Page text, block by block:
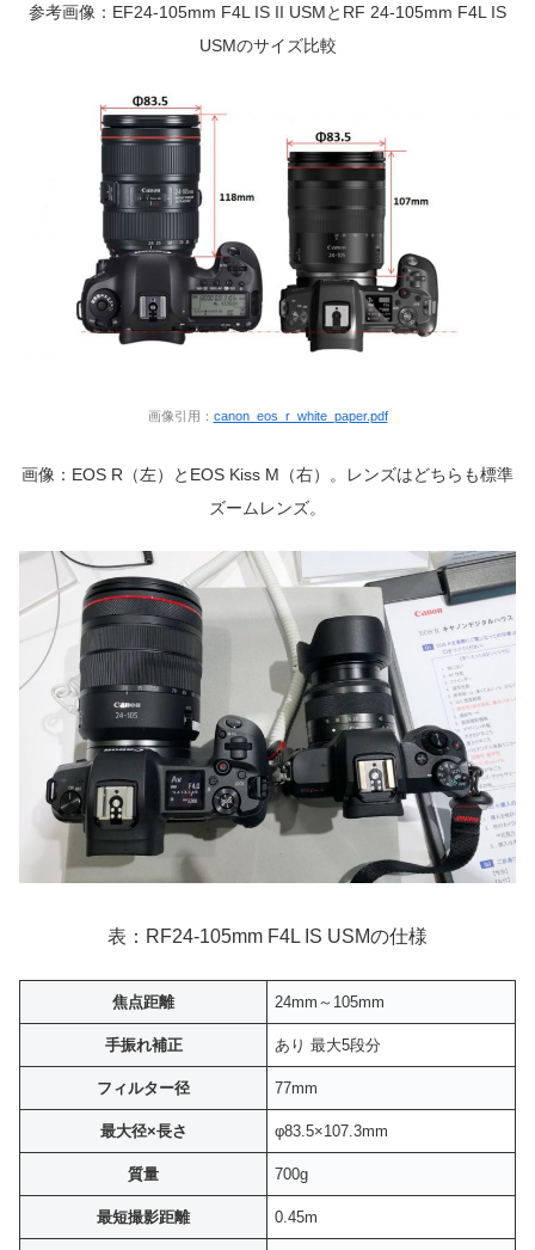
参考画像：EF24-105mm F4L IS II USMとRF 24-105mm F4L IS
USMのサイズ比較
画像引用： canon_eos_r_white_paper.pdf
画像：EOS R（左）とEOS Kiss M（右）。レンズはどちらも標準
ズームレンズ。
表：RF24-105mm F4L IS USMの仕様
焦点距離 24mm～105mm
手振れ補正 あり 最大5段分
フィルター径 77mm
最大径×長さ φ83.5×107.3mm
質量 700g
最短撮影距離 0.45m